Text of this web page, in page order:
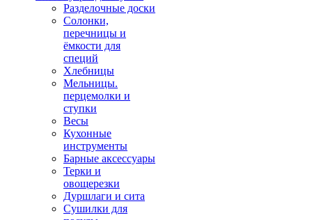
Разделочные доски
Солонки,
перечницы и
ёмкости для
специй
Хлебницы
Мельницы.
перцемолки и
ступки
Весы
Кухонные
инструменты
Барные аксессуары
Терки и
овощерезки
Дуршлаги и сита
Сушилки для